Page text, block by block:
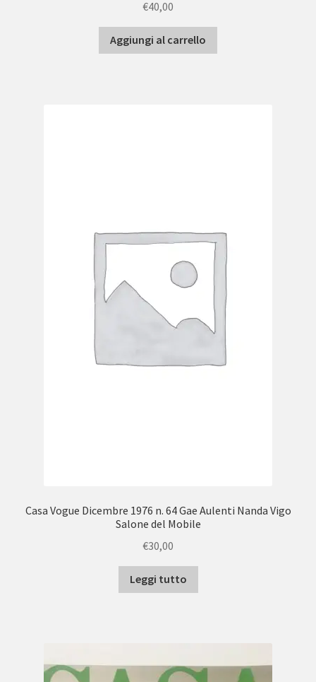
€40,00
Aggiungi al carrello
Casa Vogue Dicembre 1976 n. 64 Gae Aulenti Nanda Vigo
Salone del Mobile
€30,00
Leggi tutto